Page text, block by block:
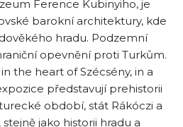
Ference Kubinyiho, je
barokní architektury, kde
hradu. Podzemní
opevnění proti Turkům.
the heart of Szécsény, in a
představují prehistorii
období, stát Rákóczi a
jako historii hradu a